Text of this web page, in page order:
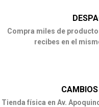
Compra miles de
recibes en el
Tienda física en Av.